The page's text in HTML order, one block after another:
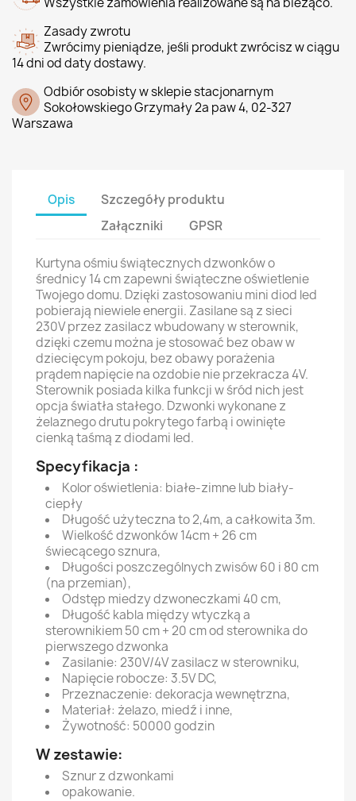
Zasady zwrotu
Zwrócimy pieniądze, jeśli produkt zwrócisz w ciągu
14 dni od daty dostawy.
Odbiór osobisty w sklepie stacjonarnym
Sokołowskiego Grzymały 2a paw 4, 02-327
Warszawa
Opis
Szczegóły produktu
Załączniki
GPSR
Kurtyna ośmiu świątecznych dzwonków o
średnicy 14 cm zapewni świąteczne oświetlenie
Twojego domu. Dzięki zastosowaniu mini diod led
pobierają niewiele energii. Zasilane są z sieci
230V przez zasilacz wbudowany w sterownik,
dzięki czemu można je stosować bez obaw w
dziecięcym pokoju, bez obawy porażenia
prądem napięcie na ozdobie nie przekracza 4V.
Sterownik posiada kilka funkcji w śród nich jest
opcja światła stałego. Dzwonki wykonane z
żelaznego drutu pokrytego farbą i owinięte
cienką taśmą z diodami led.
Specyfikacja :
Kolor oświetlenia: białe-zimne lub biały-
ciepły
Długość użyteczna to 2,4m, a całkowita 3m.
Wielkość dzwonków 14cm + 26 cm
świecącego sznura,
Długości poszczególnych zwisów 60 i 80 cm
(na przemian),
Odstęp miedzy dzwoneczkami 40 cm,
Długość kabla między wtyczką a
sterownikiem 50 cm + 20 cm od sterownika do
pierwszego dzwonka
Zasilanie: 230V/4V zasilacz w sterowniku,
Napięcie robocze: 3.5V DC,
Przeznaczenie: dekoracja wewnętrzna,
Materiał: żelazo, miedź i inne,
Żywotność: 50000 godzin
W zestawie:
Sznur z dzwonkami
opakowanie.